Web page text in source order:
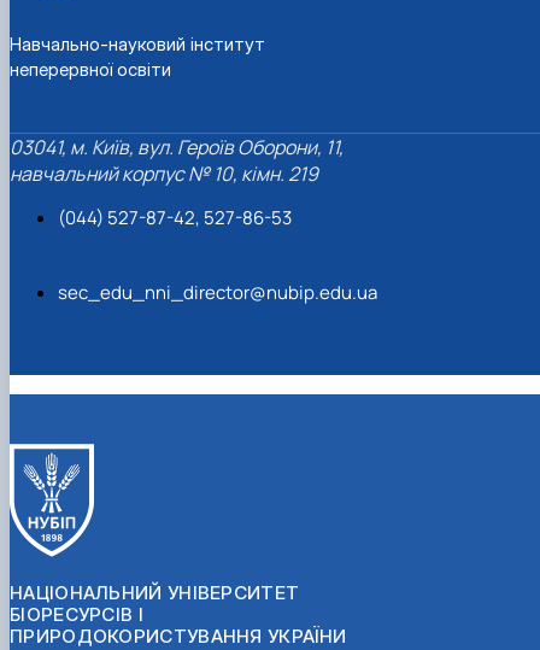
Навчально-науковий інститут
неперервної освіти
03041, м. Київ, вул. Героїв Оборони, 11,
навчальний корпус № 10, кімн. 219
(044) 527-87-42, 527-86-53
sec_edu_nni_director@nubip.edu.ua
НАЦІОНАЛЬНИЙ УНІВЕРСИТЕТ
БІОРЕСУРСІВ І
ПРИРОДОКОРИСТУВАННЯ УКРАЇНИ